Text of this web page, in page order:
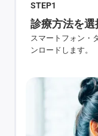
STEP1
診療方法を選
スマートフォン・
ンロードします。